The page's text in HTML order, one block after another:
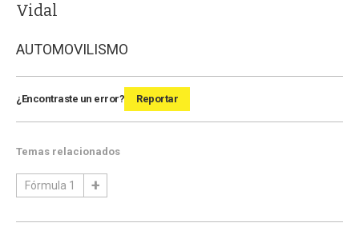
Vidal
AUTOMOVILISMO
¿Encontraste un error? Reportar
Temas relacionados
Fórmula 1